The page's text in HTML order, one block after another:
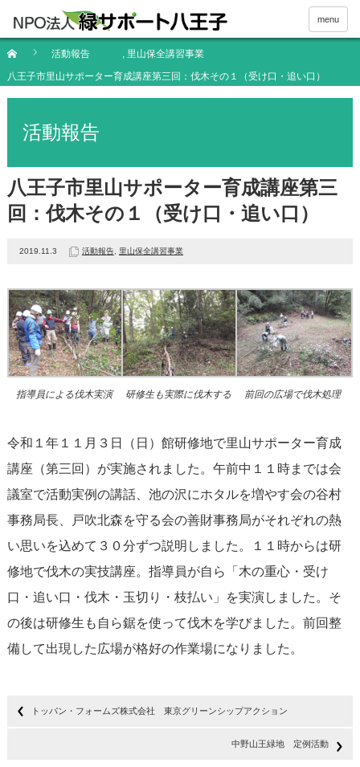
menu
活動報告 , 里山保全講習事業
八王子市里山サポーター育成講座第三回：伐木その１（受け口・追い口）
活動報告
八王子市里山サポーター育成講座第三
回：伐木その１（受け口・追い口）
2019.11.3 活動報告, 里山保全講習事業
指導員による伐木実演 研修生も実際に伐木する 前回の広場で伐木処理
令和１年１１月３日（日）館研修地で里山サポーター育成
講座（第三回）が実施されました。午前中１１時までは会
議室で活動実例の講話、池の沢にホタルを増やす会の谷村
事務局長、戸吹北森を守る会の善財事務局がそれぞれの熱
い思いを込めて３０分ずつ説明しました。１１時からは研
修地で伐木の実技講座。指導員が自ら「木の重心・受け
口・追い口・伐木・玉切り・枝払い」を実演しました。そ
の後は研修生も自ら鋸を使って伐木を学びました。前回整
備して出現した広場が格好の作業場になりました。
トッパン・フォームズ株式会社 東京グリーンシップアクション
中野山王緑地 定例活動